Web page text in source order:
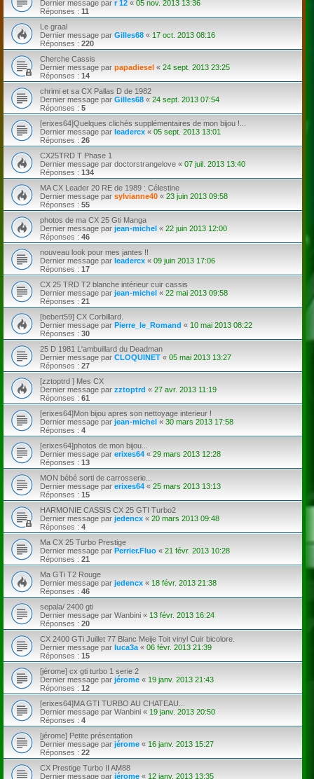
Dernier message par r 12 « 05 nov. 2013 13:36
Réponses : 11
Le graal
Dernier message par Gilles68 « 17 oct. 2013 08:16
Réponses : 220
Cherche Cassis
Dernier message par papadiesel « 24 sept. 2013 23:25
Réponses : 14
chrimi et sa CX Pallas D de 1982
Dernier message par Gilles68 « 24 sept. 2013 07:54
Réponses : 5
[erixes64]Quelques clichés supplémentaires de mon bijou !...
Dernier message par leadercx « 05 sept. 2013 13:01
Réponses : 26
CX25TRD T Phase 1
Dernier message par doctorstrangelove « 07 juil. 2013 13:40
Réponses : 134
MA CX Leader 20 RE de 1989 : Célestine
Dernier message par sylvianne40 « 23 juin 2013 09:58
Réponses : 55
photos de ma CX 25 Gti Manga
Dernier message par jean-michel « 22 juin 2013 12:00
Réponses : 46
nouveau look pour mes jantes !!
Dernier message par leadercx « 09 juin 2013 17:06
Réponses : 17
CX 25 TRD T2 blanche intérieur cuir cassis
Dernier message par jean-michel « 22 mai 2013 09:58
Réponses : 21
[bebert59] CX Corbillard.
Dernier message par Pierre_le_Romand « 10 mai 2013 08:22
Réponses : 30
25 D 1981 L'ambuillard du Deadman
Dernier message par CLOQUINET « 05 mai 2013 13:27
Réponses : 27
[zztoptrd ] Mes CX
Dernier message par zztoptrd « 27 avr. 2013 11:19
Réponses : 61
[erixes64]Mon bijou apres son nettoyage interieur !
Dernier message par jean-michel « 30 mars 2013 17:58
Réponses : 4
[erixes64]photos de mon bijou...
Dernier message par erixes64 « 29 mars 2013 12:28
Réponses : 13
MON bébé sorti de carrosserie...
Dernier message par erixes64 « 25 mars 2013 13:13
Réponses : 15
HARMONIE CASSIS CX 25 GTI Turbo2
Dernier message par jedencx « 20 mars 2013 09:48
Réponses : 4
Ma CX 25 Turbo Prestige
Dernier message par Perrier.Fluo « 21 févr. 2013 10:28
Réponses : 21
Ma GTi T2 Rouge
Dernier message par jedencx « 18 févr. 2013 21:38
Réponses : 46
sepala/ 2400 gti
Dernier message par Wanbini « 13 févr. 2013 16:24
Réponses : 20
CX 2400 GTi Juillet 77 Blanc Meije Toit vinyl Cuir bicolore.
Dernier message par luca3a « 06 févr. 2013 21:39
Réponses : 15
[jérome] cx gti turbo 1 serie 2
Dernier message par jérome « 19 janv. 2013 21:43
Réponses : 12
[erixes64]MA GTI TURBO AU CHATEAU...
Dernier message par Wanbini « 19 janv. 2013 20:50
Réponses : 4
[jérome] Petite présentation
Dernier message par jérome « 16 janv. 2013 15:27
Réponses : 22
CX Prestige Turbo II AM88
Dernier message par jérome « 12 janv. 2013 13:35